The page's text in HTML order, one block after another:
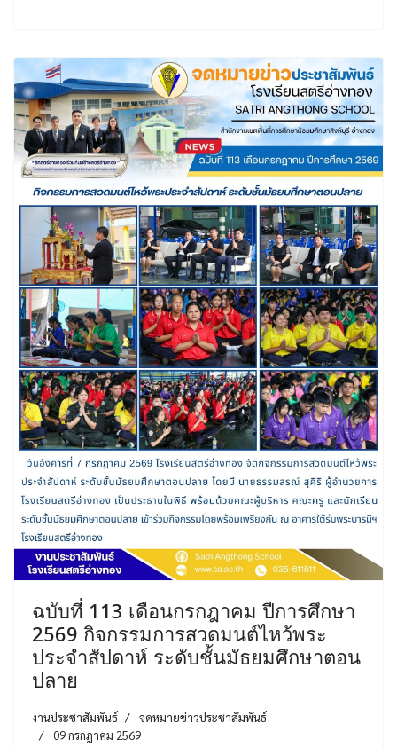
ฉบับที่ 113 เดือนกรกฎาคม ปีการศึกษา
2569 กิจกรรมการสวดมนต์ไหว้พระ
ประจำสัปดาห์ ระดับชั้นมัธยมศึกษาตอน
ปลาย
งานประชาสัมพันธ์
จดหมายข่าวประชาสัมพันธ์
09 กรกฎาคม 2569